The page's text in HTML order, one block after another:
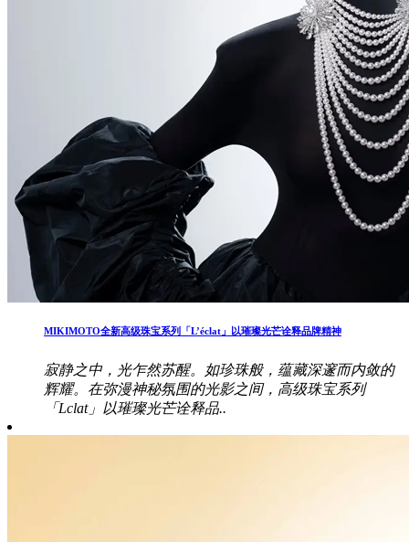
MIKIMOTO全新高级珠宝系列「L’éclat」以璀璨光芒诠释品牌精神
寂静之中，光乍然苏醒。如珍珠般，蕴藏深邃而内敛的
辉耀。在弥漫神秘氛围的光影之间，高级珠宝系列
「Lclat」以璀璨光芒诠释品..